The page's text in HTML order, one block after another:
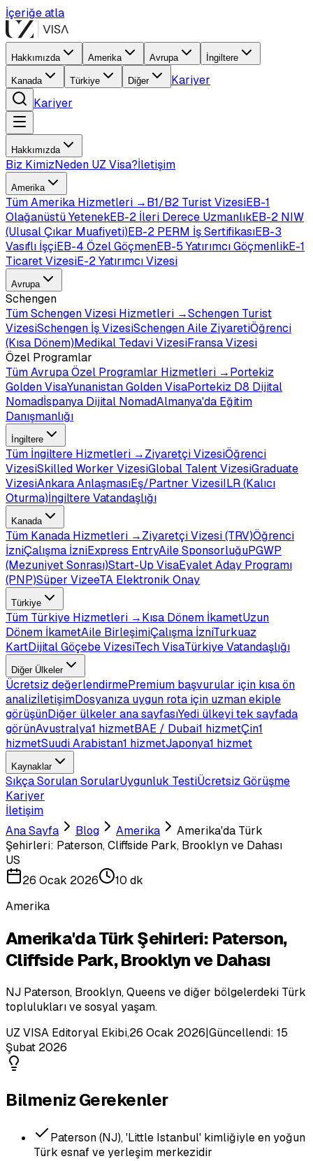
İçeriğe atla
Hakkımızda Amerika Avrupa İngiltere
Kanada Türkiye Diğer
Kariyer
Kariyer
Hakkımızda
Biz KimizNeden UZ Visa?İletişim
Amerika
TümAmerika Hizmetleri →B1/B2 Turist VizesiEB-1
Olağanüstü YetenekEB-2 İleri Derece UzmanlıkEB-2 NIW
(Ulusal Çıkar Muafiyeti)EB-2 PERM İş SertifikasıEB-3
Vasıflı İşçiEB-4 Özel GöçmenEB-5 Yatırımcı GöçmenlikE-1
Ticaret VizesiE-2 Yatırımcı Vizesi
Avrupa
Schengen
TümSchengen Vizesi Hizmetleri →Schengen Turist
VizesiSchengen İş VizesiSchengen Aile ZiyaretiÖğrenci
(Kısa Dönem)Medikal Tedavi VizesiFransa Vizesi
Özel Programlar
TümAvrupa Özel Programlar Hizmetleri →Portekiz
Golden VisaYunanistan Golden VisaPortekiz D8 Dijital
Nomadİspanya Dijital NomadAlmanya'da Eğitim
Danışmanlığı
İngiltere
Tüm İngiltere Hizmetleri →Ziyaretçi VizesiÖğrenci
VizesiSkilled Worker VizesiGlobal Talent VizesiGraduate
VizesiAnkara AnlaşmasıEş/Partner VizesiILR (Kalıcı
Oturma)İngiltere Vatandaşlığı
Kanada
Tüm Kanada Hizmetleri →Ziyaretçi Vizesi (TRV)Öğrenci
İzniÇalışma İzniExpress EntryAile SponsorluğuPGWP
(Mezuniyet Sonrası)Start-Up VisaEyalet Aday Programı
(PNP)Süper VizeeTA Elektronik Onay
Türkiye
Tüm Türkiye Hizmetleri →Kısa Dönem İkametUzun
Dönem İkametAile BirleşimiÇalışma İzniTurkuaz
KartDijital Göçebe VizesiTech VisaTürkiye Vatandaşlığı
Diğer Ülkeler
Ücretsiz değerlendirmePremium başvurular için kısa ön
analizİletişimDosyanıza uygun rota için uzman ekiple
görüşünDiğer ülkeler ana sayfasıYedi ülkeyi tek sayfada
görünAvustralya1 hizmetBAE / Dubai1 hizmetÇin1
hizmetSuudi Arabistan1 hizmetJaponya1 hizmet
Kaynaklar
Sıkça Sorulan SorularUygunluk TestiÜcretsiz Görüşme
Kariyer
İletişim
Ana Sayfa
Blog Amerika
Amerika'da Türk
Şehirleri: Paterson, Cliffside Park, Brooklyn ve Dahası
US
26 Ocak 2026
10 dk
Amerika
Amerika'da Türk Şehirleri: Paterson,
Cliffside Park, Brooklyn ve Dahası
NJ Paterson, Brooklyn, Queens ve diğer bölgelerdeki Türk
toplulukları ve sosyal yaşam.
UZ VISA Editoryal Ekibi,26 Ocak 2026|Güncellendi: 15
Şubat 2026
Bilmeniz Gerekenler
Paterson (NJ), 'Little Istanbul' kimliğiyle en yoğun
Türk esnaf ve yerleşim merkezidir